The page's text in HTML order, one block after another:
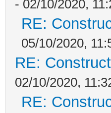
- 02/10/2020,
RE:
05/10/2020,
RE:
02/10/2020,
RE: